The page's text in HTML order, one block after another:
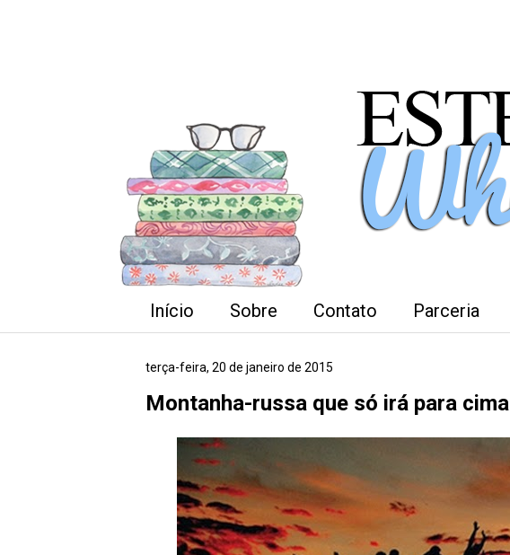
Início Sobre Contato Parceria
terça-feira, 20 de janeiro de 2015
Montanha-russa que só irá para cima